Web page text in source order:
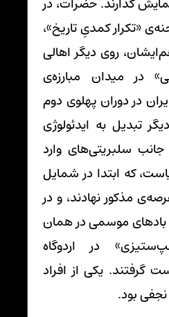
«تکرار کمدیِ تاریخ»،
روی دیگر اهالی
در میدان مبارزه‌ی
در دوران پهلوی دوم
تبدیل به ایدئولوژی
جانب سلبریتی‌های وارد
که ابتدا در شمایل
مذکور نهادند، و در
بادهای موسمی در همان
در اردوگاه
گرفتند. یکی از افراد
بود.